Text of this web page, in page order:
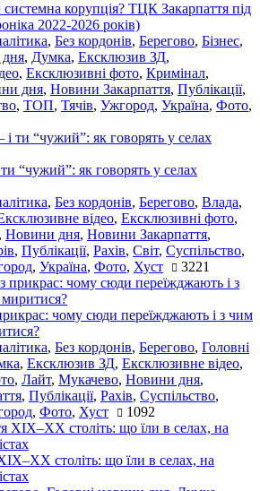
системна корупція? ТЦК Закарпаття під
2022-2026 років)
, Без кордонів, Берегово, Бізнес,
, Думка, Ексклюзив ЗД,
, Ексклюзивні фото, Кримінал,
дня, Новини Закарпаття, Публікації,
, ТОП, Тячів, Ужгород, Україна, Фото,
“чужий”: як говорять у селах
, Без кордонів, Берегово, Влада,
відео, Ексклюзивні фото,
, Новини дня, Новини Закарпаття,
, Публікації, Рахів, Світ, Суспільство,
, Україна, Фото, Хуст 3221
чому сюди переїжджають і з чим
, Без кордонів, Берегово, Головні
, Ексклюзив ЗД, Ексклюзивне відео,
, Лайт, Мукачево, Новини дня,
, Публікації, Рахів, Суспільство,
, Фото, Хуст 1092
століть: що їли в селах, на